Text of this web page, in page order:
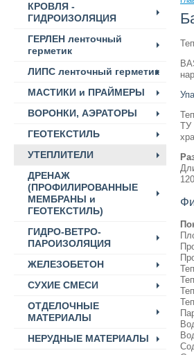
КРОВЛЯ -
ГИДРОИЗОЛЯЦИЯ
ГЕРЛЕН ленточный
герметик
ЛИПС ленточный герметик
МАСТИКИ и ПРАЙМЕРЫ
ВОРОНКИ, АЭРАТОРЫ
ГЕОТЕКСТИЛЬ
УТЕПЛИТЕЛИ
ДРЕНАЖ
(ПРОФИЛИРОВАННЫЕ
МЕМБРАНЫ и
ГЕОТЕКСТИЛЬ)
ГИДРО-ВЕТРО-
ПАРОИЗОЛЯЦИЯ
ЖЕЛЕЗОБЕТОН
СУХИЕ СМЕСИ
ОТДЕЛОЧНЫЕ
МАТЕРИАЛЫ
НЕРУДНЫЕ МАТЕРИАЛЫ
ТУ